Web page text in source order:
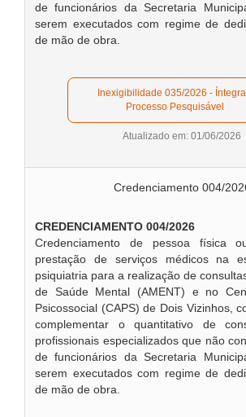
de funcionários da Secretaria
serem executados com regime de
de mão de obra.
Processo Pesquisável
Atualizado em: 01/06/2026
Credenciamento 004/
CREDENCIAMENTO 004/2026
Credenciamento de pessoa física
prestação de serviços médicos na
psiquiatria para a realização de
de Saúde Mental (AMENT) e no
Psicossocial (CAPS) de Dois Vizinhos,
complementar o quantitativo de
profissionais especializados que não
de funcionários da Secretaria
serem executados com regime de
de mão de obra.